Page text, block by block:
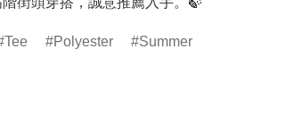
Tee Polyester Summer